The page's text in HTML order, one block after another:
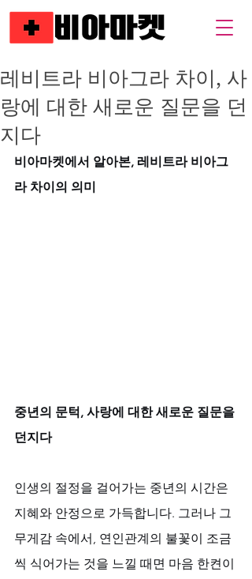
레비트라 비아그라 차이, 사
랑에 대한 새로운 질문을 던
지다
비아마켓에서 알아본, 레비트라 비아그
라 차이의 의미
중년의 문턱, 사랑에 대한 새로운 질문을
던지다
인생의 절정을 걸어가는 중년의 시간은
지혜와 안정으로 가득합니다. 그러나 그
무게감 속에서, 연인관계의 불꽃이 조금
씩 식어가는 것을 느낄 때면 마음 한켠이